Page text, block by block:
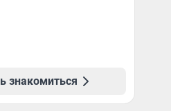
знакомиться